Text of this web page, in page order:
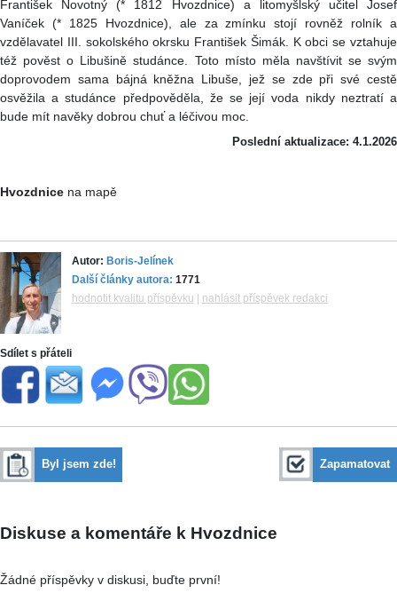
František Novotný (* 1812 Hvozdnice) a litomyšlský učitel Josef
Vaníček (* 1825 Hvozdnice), ale za zmínku stojí rovněž rolník a
vzdělavatel III. sokolského okrsku František Šimák. K obci se vztahuje
též pověst o Libušině studánce. Toto místo měla navštívit se svým
doprovodem sama bájná kněžna Libuše, jež se zde při své cestě
osvěžila a studánce předpověděla, že se její voda nikdy neztratí a
bude mít navěky dobrou chuť a léčivou moc.
Poslední aktualizace: 4.1.2026
Hvozdnice na mapě
Autor: Boris-Jelínek
Další články autora: 1771
hodnotit kvalitu příspěvku
nahlásit příspěvek redakci
Sdílet s přáteli
Byl jsem zde! Zapamatovat
Diskuse a komentáře k Hvozdnice
Žádné příspěvky v diskusi, buďte první!